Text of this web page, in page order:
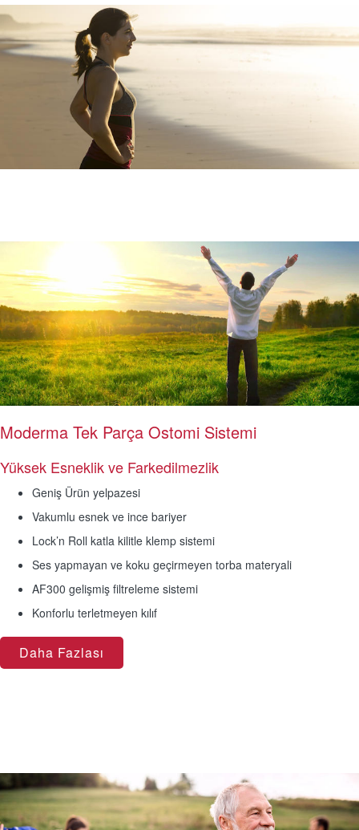
Moderma Tek Parça Ostomi Sistemi
Yüksek Esneklik ve Farkedilmezlik
Geniş Ürün yelpazesi
Vakumlu esnek ve ince bariyer
Lock’n Roll katla kilitle klemp sistemi
Ses yapmayan ve koku geçirmeyen torba materyali
AF300 gelişmiş filtreleme sistemi
Konforlu terletmeyen kılıf
Daha Fazlası